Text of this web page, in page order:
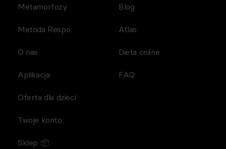
Metamorfozy
Metoda Respo
O nas
Aplikacja
Blog
Atlas
Dieta online
FAQ
Oferta dla dzieci
Twoje konto
Sklep 📦